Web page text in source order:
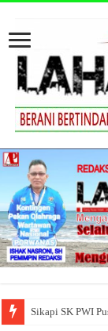
Sikapi SK PWI